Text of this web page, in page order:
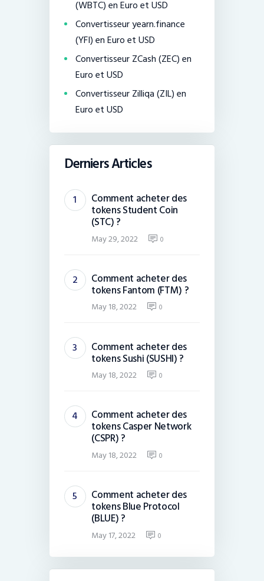
(WBTC) en Euro et USD
Convertisseur yearn.finance
(YFI) en Euro et USD
Convertisseur ZCash (ZEC) en
Euro et USD
Convertisseur Zilliqa (ZIL) en
Euro et USD
Derniers Articles
Comment acheter des
tokens Student Coin
(STC) ?
May 29, 2022 0
Comment acheter des
tokens Fantom (FTM) ?
May 18, 2022 0
Comment acheter des
tokens Sushi (SUSHI) ?
May 18, 2022 0
Comment acheter des
tokens Casper Network
(CSPR) ?
May 18, 2022 0
Comment acheter des
tokens Blue Protocol
(BLUE) ?
May 17, 2022 0